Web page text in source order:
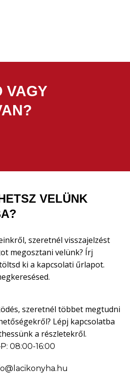
VAGY
VELÜNK
szeretnél visszajelzést
megosztani velünk? Írj
ki a kapcsolati űrlapot.
szeretnél többet megtudni
Lépj kapcsolatba
a részletekről.
08:00-16:00